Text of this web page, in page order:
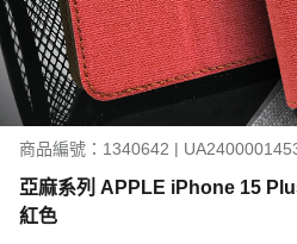
商品編號：1340642 |
亞麻系列 APPLE iPhone 15
紅色